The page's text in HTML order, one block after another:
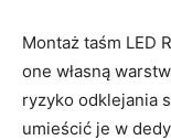
Montaż taśm LED
one własną
ryzyko odklejania
umieścić je w